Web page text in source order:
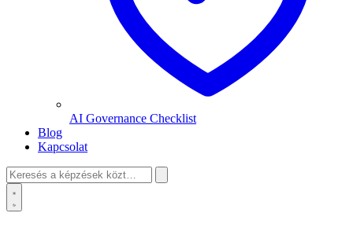
AI Governance Checklist
Blog
Kapcsolat